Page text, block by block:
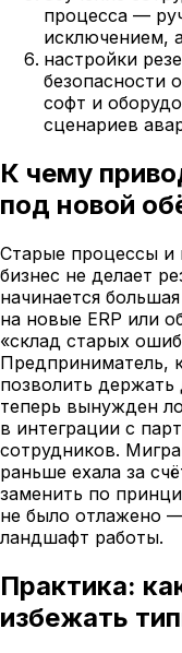
процесса —
исключением,
настройки
безопасности
софт и
сценариев
К чему
под новой
Старые процессы и
бизнес не делает
начинается
на новые ERP или
«склад старых
Предприниматель,
позволить держать
теперь вынужден
в интеграции с
сотрудников.
раньше ехала за
заменить по
не было отлажено
ландшафт работы.
Практика:
избежать